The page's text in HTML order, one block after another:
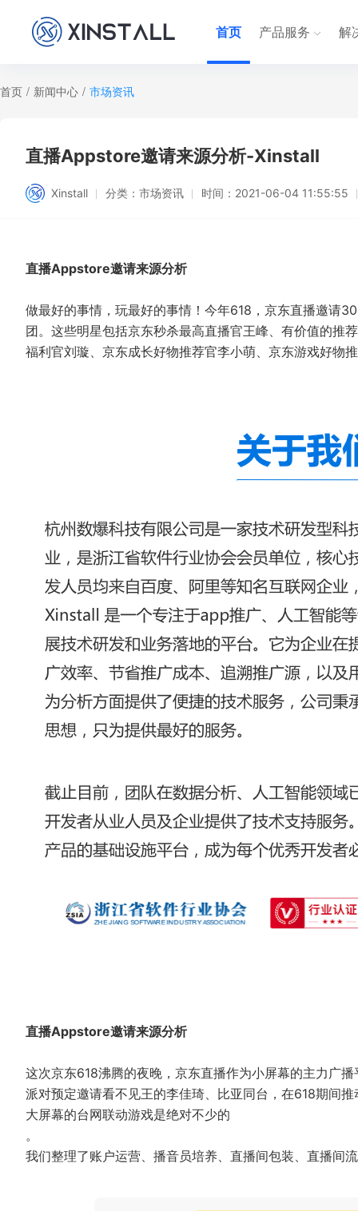
首页 产品服务 解
首页 / 新闻中心 / 市场资讯
直播Appstore邀请来源分析-Xinstall
Xinstall 分类： 市场资讯 时间： 2021-06-04 11:55:55
直播Appstore邀请来源分析
做最好的事情，玩最好的事情！今年618，京东直播邀请
团。这些明星包括京东秒杀最高直播官王峰、有价值的推
福利官刘璇、京东成长好物推荐官李小萌、京东游戏好物
直播Appstore邀请来源分析
这次京东618沸腾的夜晚，京东直播作为小屏幕的主力广
派对预定邀请看不见王的李佳琦、比亚同台，在618期间
大屏幕的台网联动游戏是绝对不少的
。
我们整理了账户运营、播音员培养、直播间包装、直播间